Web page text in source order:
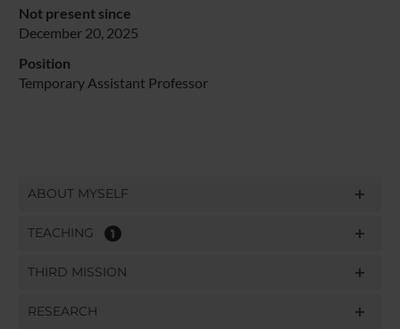
Not present since
December 20, 2025
Position
Temporary Assistant Professor
ABOUT MYSELF
TEACHING 1
THIRD MISSION
RESEARCH